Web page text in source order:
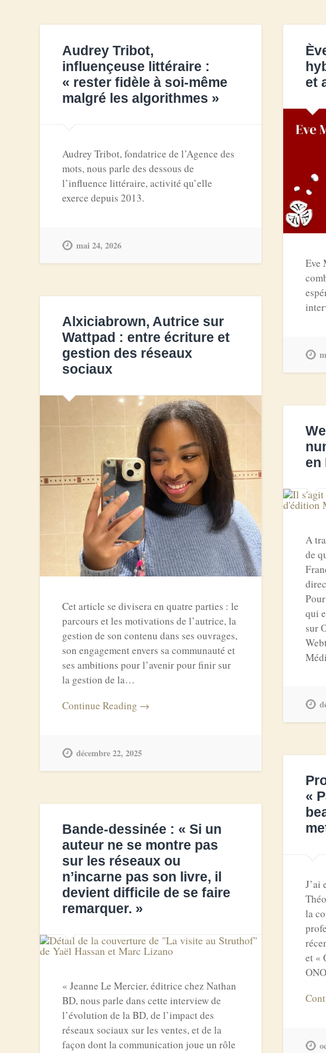
Audrey Tribot,
influençeuse littéraire :
« rester fidèle à soi-même
malgré les algorithmes »
Audrey Tribot, fondatrice de l’Agence des
mots, nous parle des dessous de
l’influence littéraire, activité qu’elle
exerce depuis 2013.
mai 24, 2026
et
Eve
Alxiciabrown, Autrice sur
Wattpad : entre écriture et
gestion des réseaux
sociaux
Cet article se divisera en quatre parties : le
parcours et les motivations de l’autrice, la
gestion de son contenu dans ses ouvrages,
son engagement envers sa communauté et
ses ambitions pour l’avenir pour finir sur
la gestion de la…
Continue Reading →
décembre 22, 2025
en
A
de
qui
sur
«
J’ai
la
et «
Bande-dessinée : « Si un
auteur ne se montre pas
sur les réseaux ou
n’incarne pas son livre, il
devient difficile de se faire
remarquer. »
« Jeanne Le Mercier, éditrice chez Nathan
BD, nous parle dans cette interview de
l’évolution de la BD, de l’impact des
réseaux sociaux sur les ventes, et de la
façon dont la communication joue un rôle